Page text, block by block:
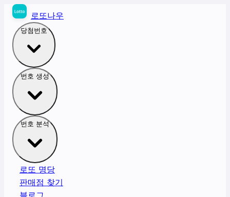
로또나우
당첨번호
번호 생성
번호 분석
로또 명당
판매점 찾기
블로그